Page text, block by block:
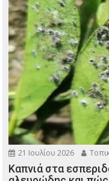
21 Ιουλίου 2026
Καπνιά στα